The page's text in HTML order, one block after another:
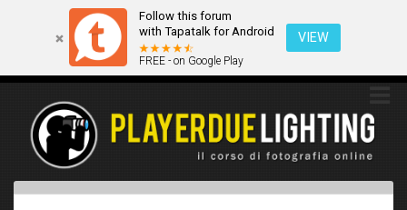
Follow this forum
with Tapatalk for Android
FREE - on Google Play
VIEW
Questo sito utilizza i cookies. Continuando a navigare tra queste
pagine acconsenti implicitamente all'uso dei cookies.
Ok Scopri di più